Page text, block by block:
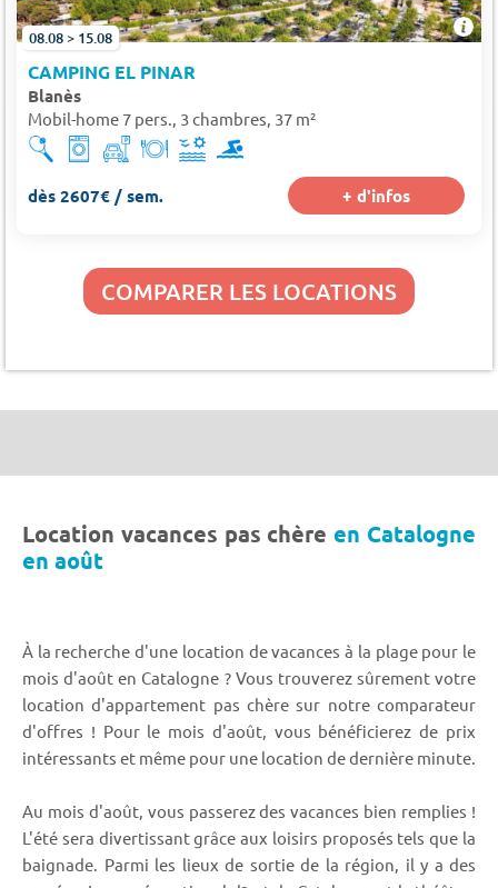
08.08 > 15.08
CAMPING EL PINAR
Blanès
Mobil-home 7 pers., 3 chambres, 37 m²
dès 2607€ / sem. + d'infos
COMPARER LES LOCATIONS
Location vacances pas chère en Catalogne
en août
À la recherche d'une location de vacances à la plage pour le
mois d'août en Catalogne ? Vous trouverez sûrement votre
location d'appartement pas chère sur notre comparateur
d'offres ! Pour le mois d'août, vous bénéficierez de prix
intéressants et même pour une location de dernière minute.
Au mois d'août, vous passerez des vacances bien remplies !
L'été sera divertissant grâce aux loisirs proposés tels que la
baignade. Parmi les lieux de sortie de la région, il y a des